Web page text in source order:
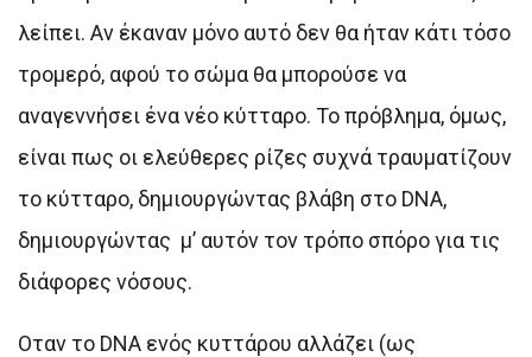
λείπει. Αν έκαναν μόνο αυτό δεν θα ήταν κάτι τόσο
τρομερό, αφού το σώμα θα μπορούσε να
αναγεννήσει ένα νέο κύτταρο. Το πρόβλημα, όμως,
είναι πως οι ελεύθερες ρίζες συχνά τραυματίζουν
το κύτταρο, δημιουργώντας βλάβη στο DNA,
δημιουργώντας μ’ αυτόν τον τρόπο σπόρο για τις
διάφορες νόσους.
Οταν το DNA ενός κυττάρου αλλάζει (ως